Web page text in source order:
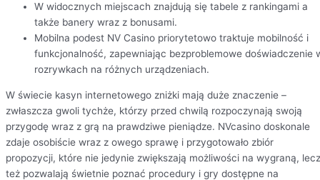
W widocznych miejscach znajdują się tabele z rankingami a
także banery wraz z bonusami.
Mobilna podest NV Casino priorytetowo traktuje mobilność i
funkcjonalność, zapewniając bezproblemowe doświadczenie
rozrywkach na różnych urządzeniach.
W świecie kasyn internetowego zniżki mają duże znaczenie –
zwłaszcza gwoli tychże, którzy przed chwilą rozpoczynają swoją
przygodę wraz z grą na prawdziwe pieniądze. NVcasino doskonale
zdaje osobiście wraz z owego sprawę i przygotowało zbiór
propozycji, które nie jedynie zwiększają możliwości na wygraną, lecz
też pozwalają świetnie poznać procedury i gry dostępne na